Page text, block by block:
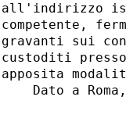
all'indirizzo
competente,
gravanti sui
custoditi
apposita
Dato a